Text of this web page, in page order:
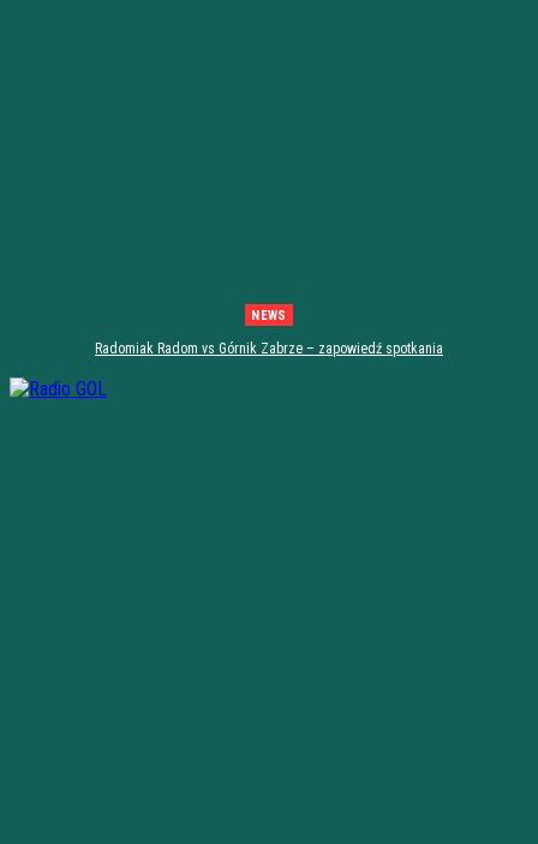
NEWS
Radomiak Radom vs Górnik Zabrze – zapowiedź spotkania